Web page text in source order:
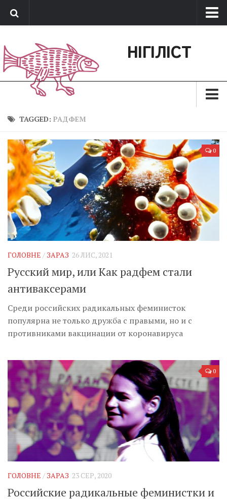
Обратная связь
Поддержать сайт
НІГІЛІСТ
Зараз
Позиція
Дії
Belles lettres
Агітатор
Музика революції
Inter/antinational
TAGGED: РАДФЕМ
0
ГОЛОВНЕ / ЗАРАЗ 26 ЛИС, 2021
Русский мир, или Как радфем стали
антиваксерами
Среди российских радикальных феминисток
популярна не только дружба с правыми, но и с
противниками вакцинации от коронавируса
0
ГОЛОВНЕ / ЗАРАЗ 23 СЕР, 2020
Российские радикальные феминистки и